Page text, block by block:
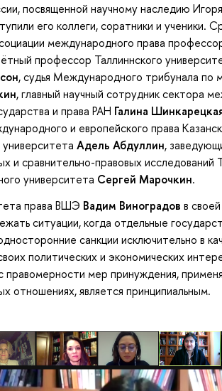
посвященной научному наследию
его коллеги, соратники и ученики.
международного права
профессор Таллиннского
, судья Международного трибунала по
, главный научный сотрудник сектора
и права РАН Галина
и европейского права
Адель Абдуллин,
и сравнительно-правовых исследований
университета Сергей Марочкин.
права ВШЭ Вадим Виноградов в
ситуации, когда отдельные
санкции исключительно в
политических и экономических
правомерности мер принуждения,
отношениях, является принципиальным.